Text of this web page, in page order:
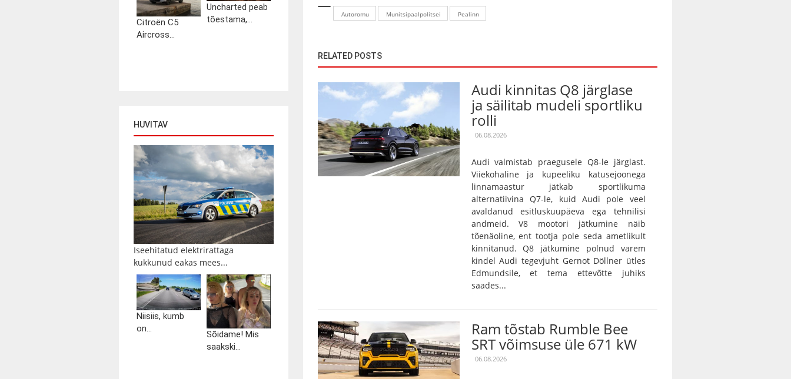
Citroën C5
Aircross...
Uncharted peab
tõestama,...
HUVITAV
Iseehitatud elektrirattaga
kukkunud eakas mees...
Niisiis, kumb
on...
Sõidame! Mis
saakski...
Autoromu Munitsipaalpolitsei Pealinn
RELATED POSTS
Audi kinnitas Q8 järglase
ja säilitab mudeli sportliku
rolli
06.08.2026
Audi valmistab praegusele Q8-le järglast.
Viiekohaline ja kupeeliku katusejoonega
linnamaastur jätkab sportlikuma
alternatiivina Q7-le, kuid Audi pole veel
avaldanud esitluskuupäeva ega tehnilisi
andmeid. V8 mootori jätkumine näib
tõenäoline, ent tootja pole seda ametlikult
kinnitanud. Q8 jätkumine polnud varem
kindel Audi tegevjuht Gernot Döllner ütles
Edmundsile, et tema ettevõtte juhiks
saades...
Ram tõstab Rumble Bee
SRT võimsuse üle 671 kW
06.08.2026